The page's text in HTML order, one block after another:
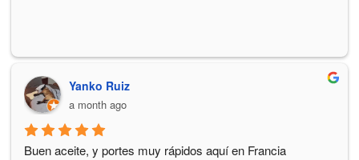
Yanko Ruiz
a month ago
Buen aceite, y portes muy rápidos aquí en Francia